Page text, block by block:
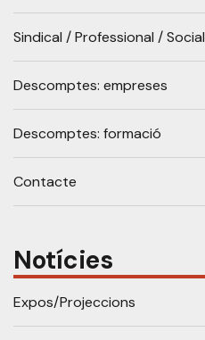
Sindical / Professional / Social
Descomptes: empreses
Descomptes: formació
Contacte
Notícies
Expos/Projeccions